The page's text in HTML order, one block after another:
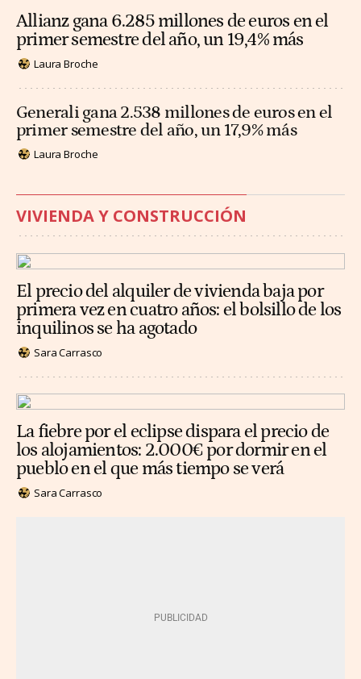
Allianz gana 6.285 millones de euros en el
primer semestre del año, un 19,4% más
Laura Broche
Generali gana 2.538 millones de euros en el
primer semestre del año, un 17,9% más
Laura Broche
VIVIENDA Y CONSTRUCCIÓN
El precio del alquiler de vivienda baja por
primera vez en cuatro años: el bolsillo de los
inquilinos se ha agotado
Sara Carrasco
La fiebre por el eclipse dispara el precio de
los alojamientos: 2.000€ por dormir en el
pueblo en el que más tiempo se verá
Sara Carrasco